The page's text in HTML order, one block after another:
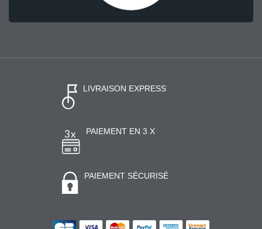
LIVRAISON EXPRESS
PAIEMENT EN 3 X
PAIEMENT SÉCURISÉ